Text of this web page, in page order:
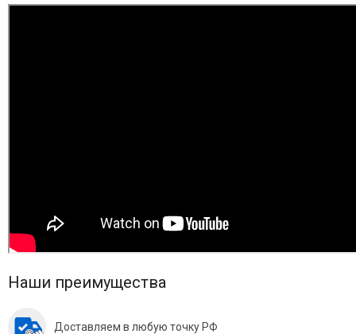
Наши преимущества
Доставляем в любую точку РФ